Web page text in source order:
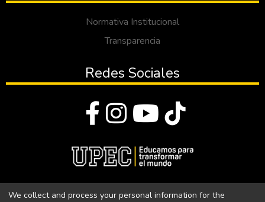
Normativa Institucional
Transparencia
Redes Sociales
We collect and process your personal information for the